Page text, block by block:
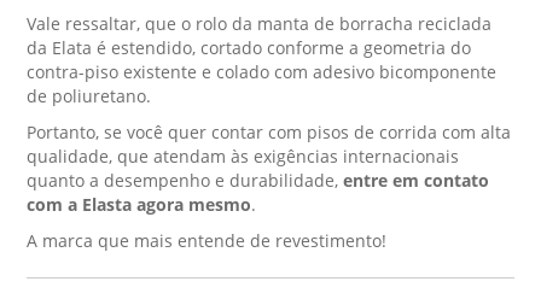
Vale ressaltar, que o rolo da manta de borracha reciclada
da Elata é estendido, cortado conforme a geometria do
contra-piso existente e colado com adesivo bicomponente
de poliuretano.
Portanto, se você quer contar com pisos de corrida com alta
qualidade, que atendam às exigências internacionais
quanto a desempenho e durabilidade, entre em contato
com a Elasta agora mesmo.
A marca que mais entende de revestimento!